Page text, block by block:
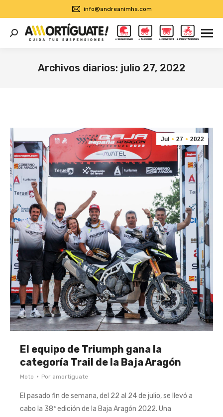
info@andreanimhs.com
Buscar:
Archivos diarios: julio 27, 2022
Jul 27 2022
El equipo de Triumph gana la
categoría Trail de la Baja Aragón
Moto Por amortiguate
El pasado fin de semana, del 22 al 24 de julio, se llevó a
cabo la 38ª edición de la Baja Aragón 2022. Una